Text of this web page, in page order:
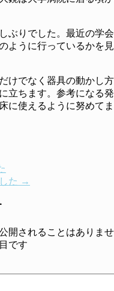
ぶりでした。最近の学
ように行っているかを
けでなく器具の動かし
立ちます。参考になる
に使えるように努めてま
た →
開されることはありませ
です